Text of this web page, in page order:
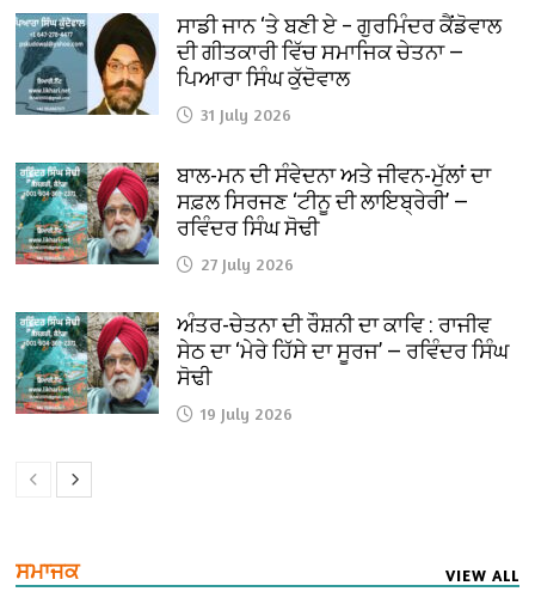
ਸਾਡੀ ਜਾਨ ‘ਤੇ ਬਣੀ ਏ – ਗੁਰਮਿੰਦਰ ਕੈਂਡੋਵਾਲ
ਦੀ ਗੀਤਕਾਰੀ ਵਿੱਚ ਸਮਾਜਿਕ ਚੇਤਨਾ —
ਪਿਆਰਾ ਸਿੰਘ ਕੁੱਦੋਵਾਲ
31 July 2026
ਬਾਲ-ਮਨ ਦੀ ਸੰਵੇਦਨਾ ਅਤੇ ਜੀਵਨ-ਮੁੱਲਾਂ ਦਾ
ਸਫ਼ਲ ਸਿਰਜਣ ‘ਟੀਨੂ ਦੀ ਲਾਇਬ੍ਰੇਰੀ’ —
ਰਵਿੰਦਰ ਸਿੰਘ ਸੋਢੀ
27 July 2026
ਅੰਤਰ-ਚੇਤਨਾ ਦੀ ਰੌਸ਼ਨੀ ਦਾ ਕਾਵਿ : ਰਾਜੀਵ
ਸੇਠ ਦਾ ‘ਮੇਰੇ ਹਿੱਸੇ ਦਾ ਸੂਰਜ’ — ਰਵਿੰਦਰ ਸਿੰਘ
ਸੋਢੀ
19 July 2026
ਸਮਾਜਕ VIEW ALL